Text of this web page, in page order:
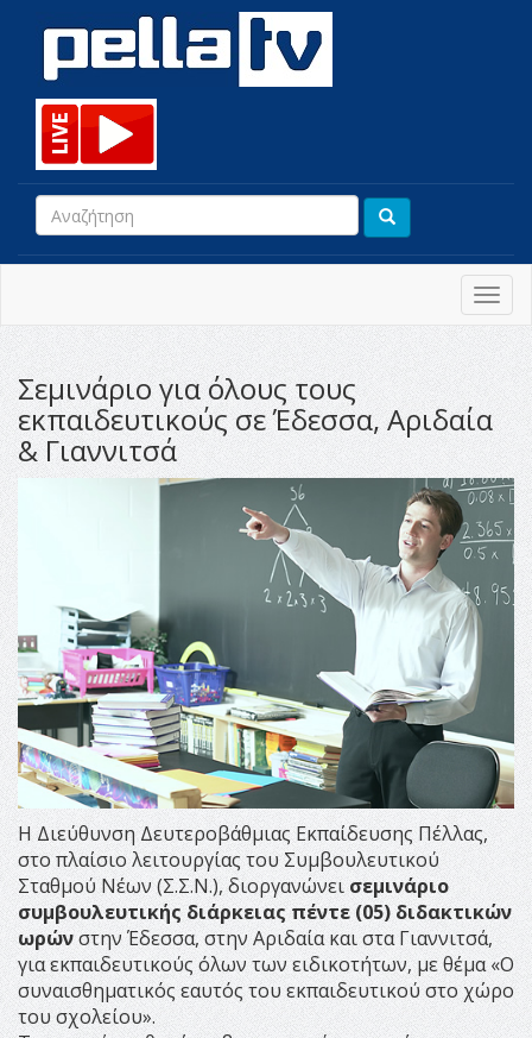
Σεμινάριο για όλους τους
εκπαιδευτικούς σε Έδεσσα, Αριδαία
& Γιαννιτσά
Η Διεύθυνση Δευτεροβάθμιας Εκπαίδευσης Πέλλας,
στο πλαίσιο λειτουργίας του Συμβουλευτικού
Σταθμού Νέων (Σ.Σ.Ν.), διοργανώνεισεμινάριο
συμβουλευτικής διάρκειας πέντε (05) διδακτικών
ωρώνστην Έδεσσα, στην Αριδαία και στα Γιαννιτσά,
για εκπαιδευτικούς όλων των ειδικοτήτων, με θέμα «Ο
συναισθηματικός εαυτός του εκπαιδευτικού στο χώρο
του σχολείου».